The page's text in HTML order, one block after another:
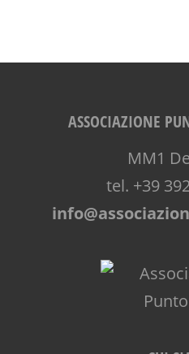
ASSOCIAZIONE
MM1
tel. +39